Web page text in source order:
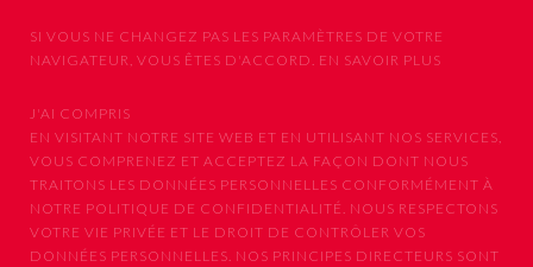
SI VOUS NE CHANGEZ PAS LES PARAMÈTRES DE VOTRE
NAVIGATEUR, VOUS ÊTES D'ACCORD. EN SAVOIR PLUS
J'AI COMPRIS
EN VISITANT NOTRE SITE WEB ET EN UTILISANT NOS SERVICES,
VOUS COMPRENEZ ET ACCEPTEZ LA FAÇON DONT NOUS
TRAITONS LES DONNÉES PERSONNELLES CONFORMÉMENT À
NOTRE POLITIQUE DE CONFIDENTIALITÉ. NOUS RESPECTONS
VOTRE VIE PRIVÉE ET LE DROIT DE CONTRÔLER VOS
DONNÉES PERSONNELLES. NOS PRINCIPES DIRECTEURS SONT